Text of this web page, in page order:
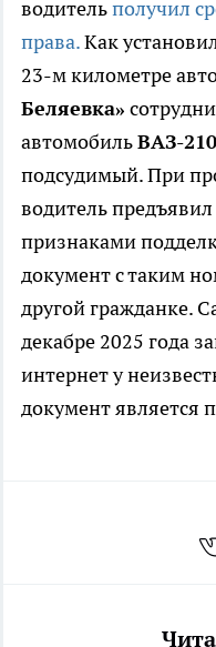
водительполучил
права.Как
23-м километре
Беляевка»
автомобильВАЗ-
подсудимый. При
водитель
признаками
документ с таким
другой гражданке.
декабре 2025 года
интернет у
документ является